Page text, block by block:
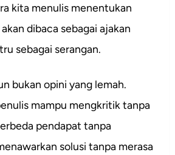
kita menulis menentukan
dibaca sebagai ajakan
sebagai serangan.
bukan opini yang lemah.
mampu mengkritik tanpa
pendapat tanpa
solusi tanpa merasa